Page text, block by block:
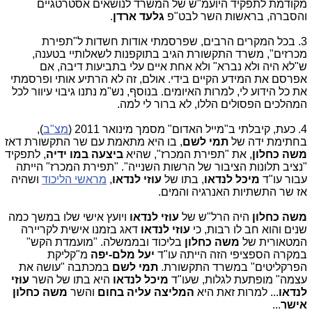
מקודמת לתפקיד היועמ"ש של המשרד לנושאים אסטרטגיים
והסברה, בראשות השר לבט"פ גלעד ארדן.
3. בכל המקרים הרבים, שפרסמתי אודות חשדות ל"תפירת
מכרזים", משרד התקשורת הגיב בתוקפנות לשאלותיי בטענה,
ש"לא היה ולא נברא" ולא אחת איים עלי בתביעות דיבה, אם
אפרסם את המידע הקיים בידי. אולם, זה לא הרתיע אותי ופרסמתי
את כל הידוע לי, למרות האיומים. בנוסף, נש"מ נתנו גיבוי עיוור לכל
המהלכים הפסולים הללו, לא ברור לי למה.
4. כעת, קיבלתי ב"מייל האדום" מסמך מינואר 2011 ( מצ"ב),
בחתימת ידה של תמי לשם, בו היא מתאמת עם שר התקשורת דאז
משה כחלון, את "תפירת המכרז", שהיא ביצעה במו ידיה, לתפקיד
"נציב תלונות הציבור של הרשות השנייה". "תפירת המכרז" הייתה
עבור עו"ד מיכל לנדאו, בתו של עוזי לנדאו, מראשי הליכוד ושהיה
אז שר התשתיות האנרגיה והמים.
משה כחלון היה הרל"ש של עוזי לנדאו ויועץ אישי שלו במשך כמה
שנים והוא חב לו רבות, כי עוזי לנדאו דאג בזמנו אישית לקריירה
המטאורית של משה כחלון בליכוד ובממשלה. "מועמדת הקש"
במקרה הספציפי הזה הייתה עו"ד יעל מלם-יפה מ"קליקת
הפרקליטים" במשרד התקשורת. תמי לשם במכתבה "עושה את
עצמה" מופתעת לגלות, שעו"ד מיכל לנדאו היא בתו של השר עוזי
לנדאו... למרות זאת היא המליצה עליה בחום והשר משה כחלון
אישר...